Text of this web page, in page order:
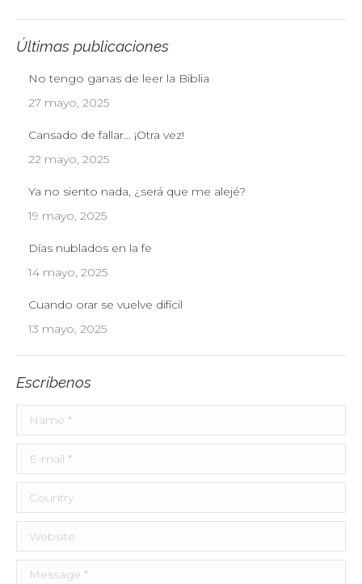
Últimas publicaciones
No tengo ganas de leer la Biblia
27 mayo, 2025
Cansado de fallar… ¡Otra vez!
22 mayo, 2025
Ya no siento nada, ¿será que me alejé?
19 mayo, 2025
Días nublados en la fe
14 mayo, 2025
Cuando orar se vuelve difícil
13 mayo, 2025
Escríbenos
Name *
E-mail *
Country
Website
Message *